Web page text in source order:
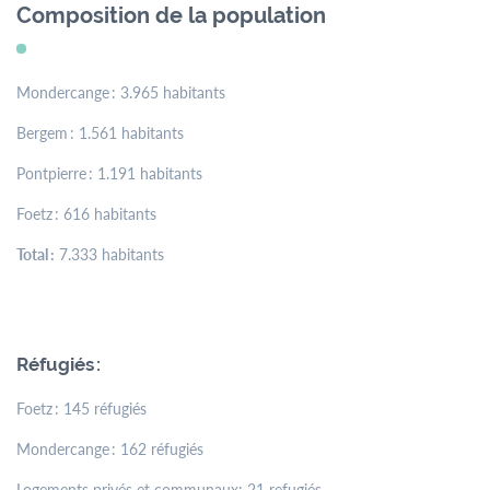
Contact
Formulaires Jobs
Mondercange
L-3919 Mondercange
Horaires
de 7:30
11:30
13:00à
Composition de la population
Mondercange : 3.965 habitants
Bergem : 1.561 habitants
Pontpierre : 1.191 habitants
Foetz : 616 habitants
Total : 7.333 habitants
Réfugiés :
Foetz : 145 réfugiés
Mondercange : 162 réfugiés